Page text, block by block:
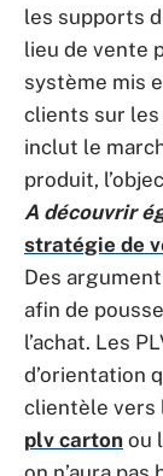
les supports
lieu de vente
système mis
clients sur
inclut le
produit,
A découvrir
stratégie de
Des
afin de
l’achat. Les
d’orientation
clientèle vers
plv carton ou